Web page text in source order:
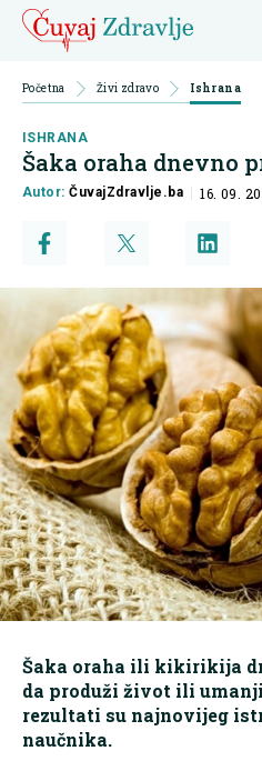
Početna Živi zdravo Ishrana
ISHRANA
Šaka oraha dnevno
Autor:ČuvajZdravlje.ba 16. 09.
Šaka oraha ili kikirikija
da produži život ili
rezultati su najnovijeg
naučnika.